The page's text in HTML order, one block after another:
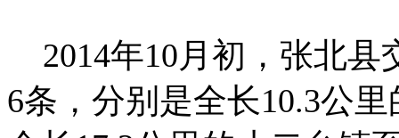
2014年10月初，张北县
6条，分别是全长10.3公